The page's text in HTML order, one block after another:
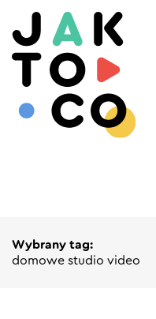
Wybrany tag:
domowe studio video